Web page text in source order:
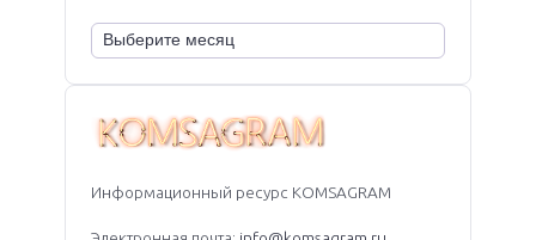
Информационный ресурс KOMSAGRAM